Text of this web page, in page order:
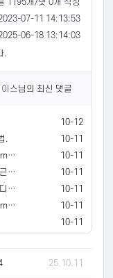
07-11 14:13:53
06-18 13:14:03
.
스 님의 최신 댓글
10-12
.
10-11
이탈리아에서 피자를 먹는 방법.mp4
10-11
하남 스타필드 스타벅스 경고문 근황 ㄷㄷ.jpg
10-11
명절 연휴때도 일하는 월급 250 디시인...jpg
10-11
기싸움 끝에 고장나버린 고영희.mp4
10-11
10-11
25.10.11